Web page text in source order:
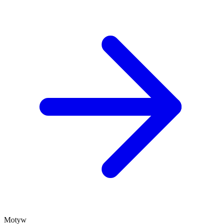
Motyw